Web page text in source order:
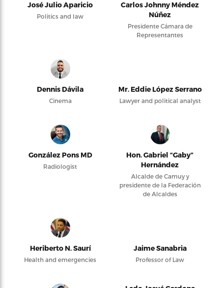
José Julio Aparicio
Politics and law
Carlos Johnny Méndez
Núñez
Presidente Cámara de
Representantes
Dennis Dávila
Cinema
Mr. Eddie López Serrano
Lawyer and political analyst
González Pons MD
Radiologist
Hon. Gabriel “Gaby”
Hernández
Alcalde de Camuy y
presidente de la Federación
de Alcaldes
Heriberto N. Saurí
Health and emergencies
Jaime Sanabria
Professor of Law